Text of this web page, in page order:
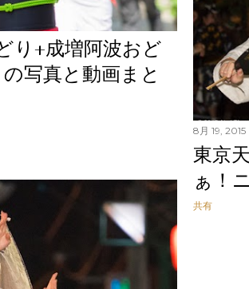
り+成増阿波おど
写真と動画まと
8月 19, 2015
東京
ぁ！
共有